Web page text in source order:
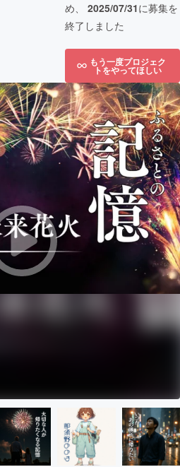
め、 2025/07/31に募集を
終了しました
もう一度プロジェク
トをやってほしい